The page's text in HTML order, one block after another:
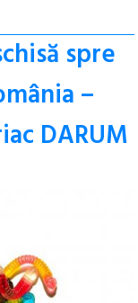
spre
–
DARUM